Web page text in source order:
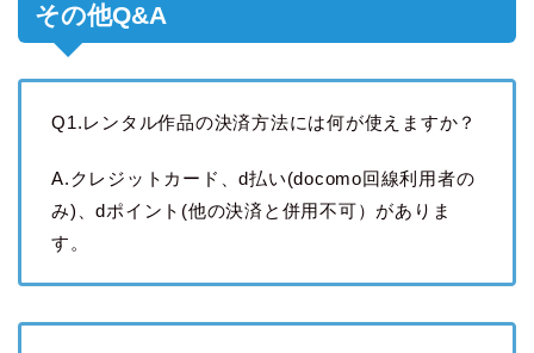
その他Q&A
Q1.レンタル作品の決済方法には何が使えますか？
A.クレジットカード、d払い(docomo回線利用者の
み)、dポイント(他の決済と併用不可）がありま
す。